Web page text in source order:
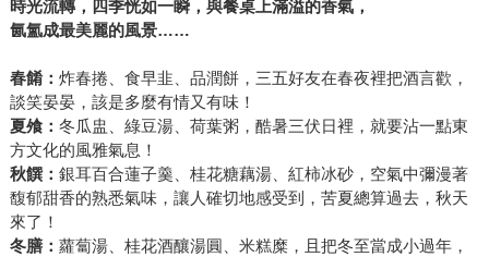
時光流轉，四季恍如一瞬，與餐桌上滿溢的香氣，
氤氳成最美麗的風景……
春餚： 炸春捲、食早韭、品潤餅，三五好友在春夜裡把酒言歡，
談笑晏晏，該是多麼有情又有味！
夏飧： 冬瓜盅、綠豆湯、荷葉粥，酷暑三伏日裡，就要沾一點東
方文化的風雅氣息！
秋饌： 銀耳百合蓮子羹、桂花糖藕湯、紅柿冰砂，空氣中彌漫著
馥郁甜香的熟悉氣味，讓人確切地感受到，苦夏總算過去，秋天
來了！
冬膳： 蘿蔔湯、桂花酒釀湯圓、米糕糜，且把冬至當成小過年，